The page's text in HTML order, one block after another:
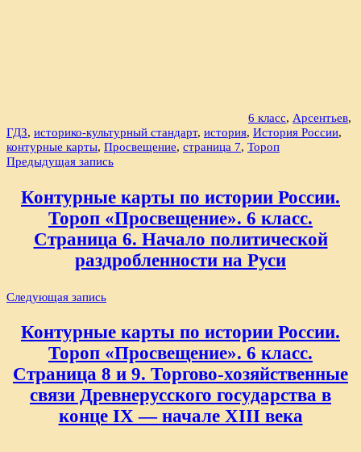
6 класс, Арсентьев,
ГДЗ, историко-культурный стандарт, история, История России,
контурные карты, Просвещение, страница 7, Тороп
Навигация
записям
Предыдущая запись
Контурные карты по истории России.
Тороп «Просвещение». 6 класс.
Страница 6. Начало политической
раздробленности на Руси
Следующая запись
Контурные карты по истории России.
Тороп «Просвещение». 6 класс.
Страница 8 и 9. Торгово-хозяйственные
связи Древнерусского государства в
конце IX — начале XIII века